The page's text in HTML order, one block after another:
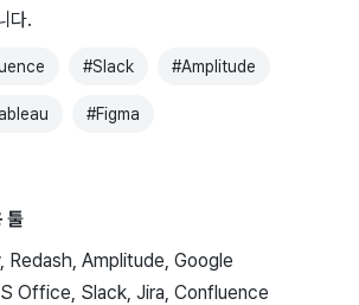
다.
#Slack #Amplitude
#Figma
툴
Redash, Amplitude, Google
Office, Slack, Jira, Confluence